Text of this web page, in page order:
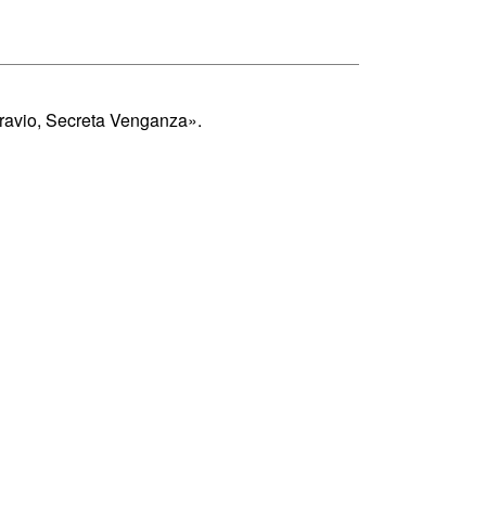
Secreta Venganza».